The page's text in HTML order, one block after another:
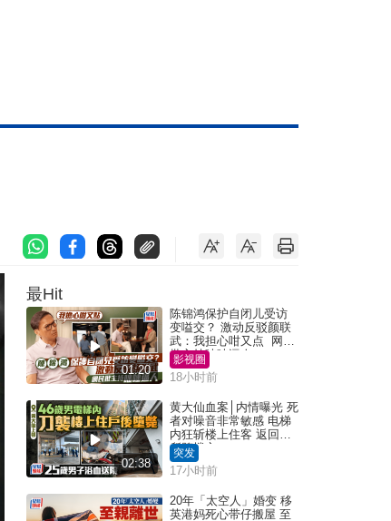
最Hit
01:20
陈锦鸿保护自闭儿受访
变嗌交？ 激动反驳颜联
武：我担心咁又点 网民
批主持咄咄逼人
影视圈
18小时前
02:38
黄大仙血案│内情曝光 死
者对噪音非常敏感 电梯
内狂斩楼上住客 返回住
所堕楼亡
突发
17小时前
20年「太空人」婚变 移
英港妈死心带仔搬屋 至